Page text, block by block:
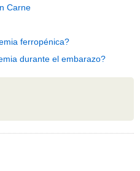
Carne
ferropénica?
durante el embarazo?